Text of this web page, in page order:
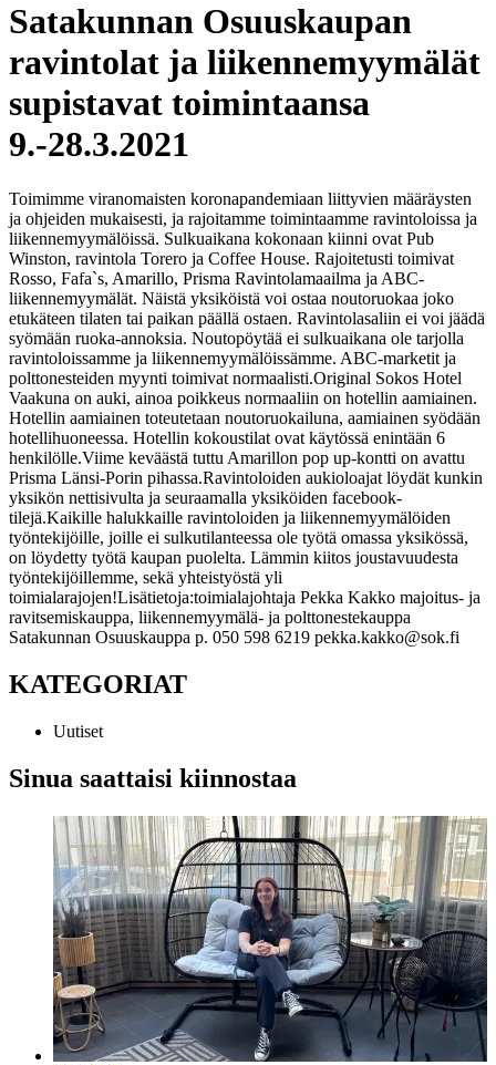
Satakunnan Osuuskaupan
ravintolat ja liikennemyymälät
supistavat toimintaansa
9.-28.3.2021
Toimimme viranomaisten koronapandemiaan liittyvien määräysten
ja ohjeiden mukaisesti, ja rajoitamme toimintaamme ravintoloissa ja
liikennemyymälöissä. Sulkuaikana kokonaan kiinni ovat Pub
Winston, ravintola Torero ja Coffee House. Rajoitetusti toimivat
Rosso, Fafa`s, Amarillo, Prisma Ravintolamaailma ja ABC-
liikennemyymälät. Näistä yksiköistä voi ostaa noutoruokaa joko
etukäteen tilaten tai paikan päällä ostaen. Ravintolasaliin ei voi jäädä
syömään ruoka-annoksia. Noutopöytää ei sulkuaikana ole tarjolla
ravintoloissamme ja liikennemyymälöissämme. ABC-marketit ja
polttonesteiden myynti toimivat normaalisti.Original Sokos Hotel
Vaakuna on auki, ainoa poikkeus normaaliin on hotellin aamiainen.
Hotellin aamiainen toteutetaan noutoruokailuna, aamiainen syödään
hotellihuoneessa. Hotellin kokoustilat ovat käytössä enintään 6
henkilölle.Viime keväästä tuttu Amarillon pop up-kontti on avattu
Prisma Länsi-Porin pihassa.Ravintoloiden aukioloajat löydät kunkin
yksikön nettisivulta ja seuraamalla yksiköiden facebook-
tilejä.Kaikille halukkaille ravintoloiden ja liikennemyymälöiden
työntekijöille, joille ei sulkutilanteessa ole työtä omassa yksikössä,
on löydetty työtä kaupan puolelta. Lämmin kiitos joustavuudesta
työntekijöillemme, sekä yhteistyöstä yli
toimialarajojen!Lisätietoja:toimialajohtaja Pekka Kakko majoitus- ja
ravitsemiskauppa, liikennemyymälä- ja polttonestekauppa
Satakunnan Osuuskauppa p. 050 598 6219 pekka.kakko@sok.fi
KATEGORIAT
Uutiset
Sinua saattaisi kiinnostaa